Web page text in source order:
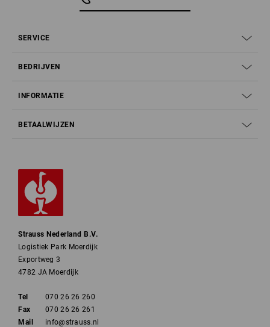
SERVICE
BEDRIJVEN
INFORMATIE
BETAALWIJZEN
Strauss Nederland B.V.
Logistiek Park Moerdijk
Exportweg 3
4782 JA Moerdijk
Tel
070 26 26 260
Fax
070 26 26 261
Mail
info@strauss.nl